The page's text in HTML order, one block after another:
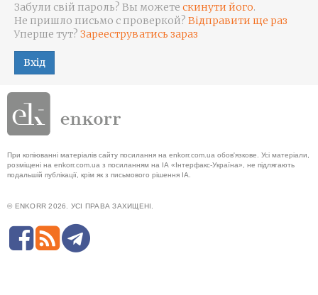
Забули свій пароль? Вы можете скинути його.
Не пришло письмо с проверкой? Відправити ще раз
Уперше тут? Зарееструватись зараз
Вхід
При копіюванні матеріалів сайту посилання на enkorr.com.ua обов'язкове. Усі матеріали,
розміщені на enkorr.com.ua з посиланням на ІА «Інтерфакс-Україна», не підлягають
подальшій публікації, крім як з письмового рішення ІА.
© ENKORR 2026. УСІ ПРАВА ЗАХИЩЕНІ.